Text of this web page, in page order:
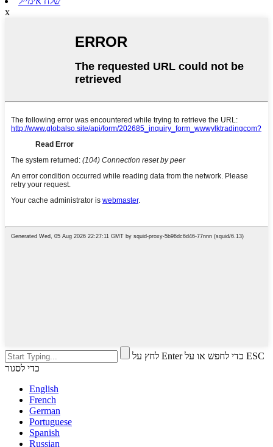
x
לחץ על Enter כדי לחפש או על ESC
כדי לסגור
English
French
German
Portuguese
Spanish
Russian